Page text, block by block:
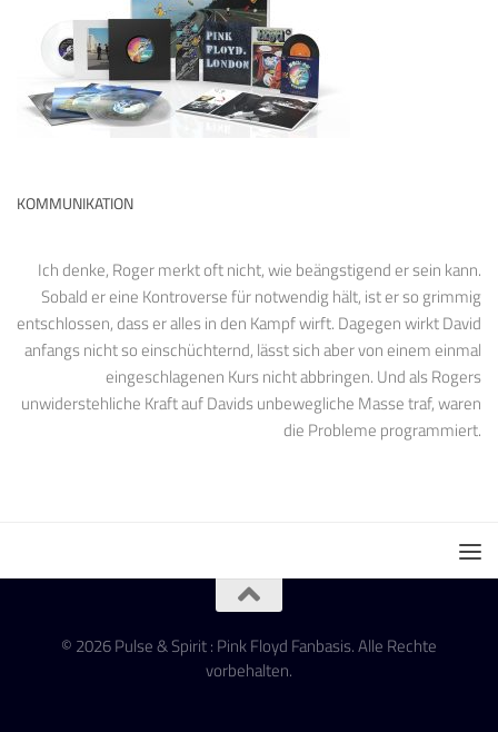
KOMMUNIKATION
Ich denke, Roger merkt oft nicht, wie beängstigend er sein kann.
Sobald er eine Kontroverse für notwendig hält, ist er so grimmig
entschlossen, dass er alles in den Kampf wirft. Dagegen wirkt David
anfangs nicht so einschüchternd, lässt sich aber von einem einmal
eingeschlagenen Kurs nicht abbringen. Und als Rogers
unwiderstehliche Kraft auf Davids unbewegliche Masse traf, waren
die Probleme programmiert.
© 2026 Pulse & Spirit : Pink Floyd Fanbasis. Alle Rechte
vorbehalten.